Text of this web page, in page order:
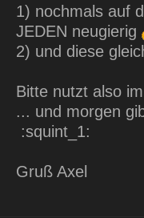
1) nochmals auf
JEDEN neugierig
2) und diese
Bitte nutzt also
... und morgen
:squint_1:
Gruß Axel